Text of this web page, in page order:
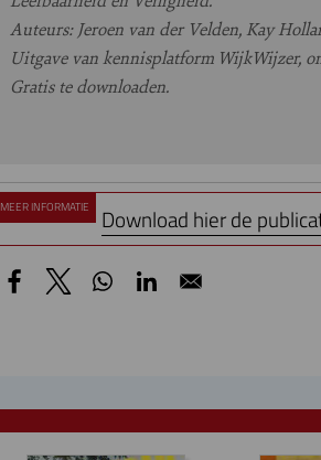
Auteurs: Jeroen van der Velden, Kay
Uitgave van kennisplatform WijkWijzer,
Gratis te downloaden.
MEER INFORMATIE Download hier de